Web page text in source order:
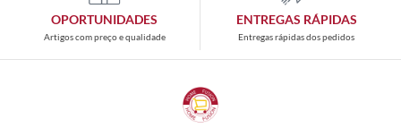
OPORTUNIDADES
Artigos com preço e qualidade
ENTREGAS RÁPIDAS
Entregas rápidas dos pedidos